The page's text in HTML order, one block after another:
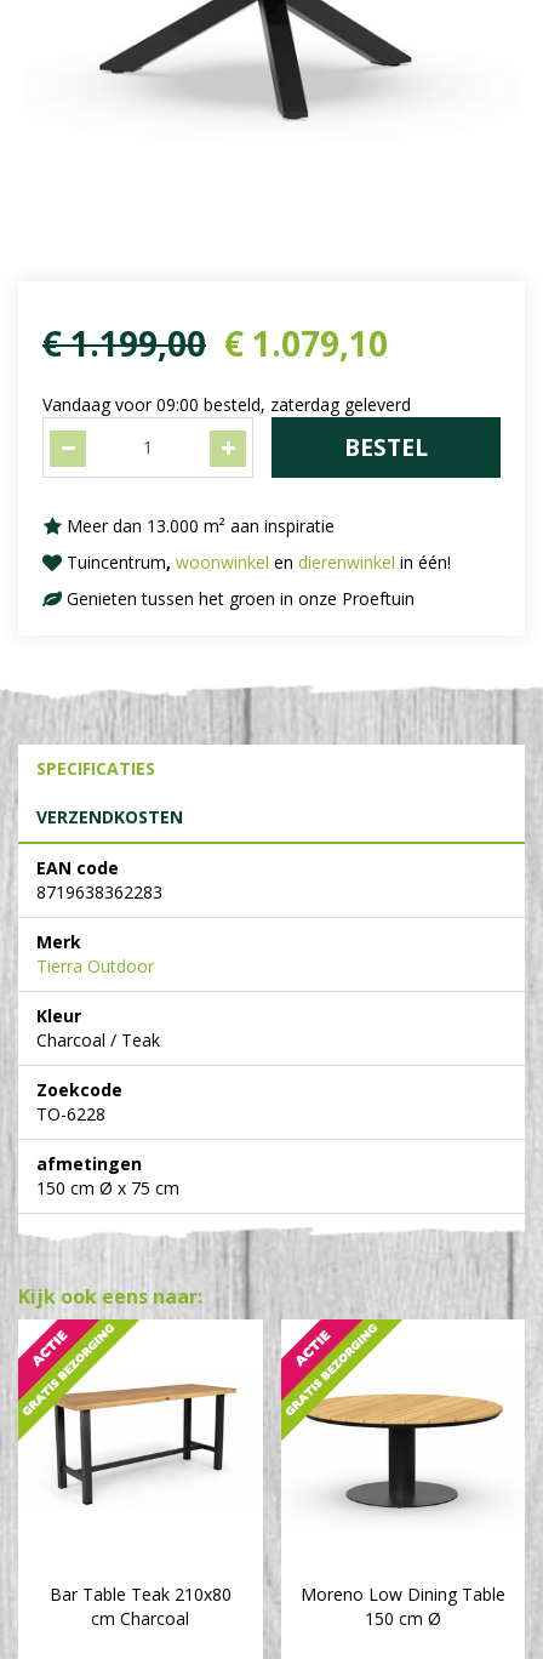
€1.199,00 € 1.079,10
Vandaag voor 09:00 besteld, zaterdag geleverd
Meer dan 13.000 m² aan inspiratie
Tuincentrum, woonwinkel en dierenwinkel in één!
Genieten tussen het groen in onze Proeftuin
SPECIFICATIES
VERZENDKOSTEN
EAN code
8719638362283
Merk
Tierra Outdoor
Kleur
Charcoal / Teak
Zoekcode
TO-6228
afmetingen
150 cm Ø x 75 cm
Kijk ook eens naar:
Bar Table Teak 210x80
cm Charcoal
Moreno Low Dining Table
150 cm Ø